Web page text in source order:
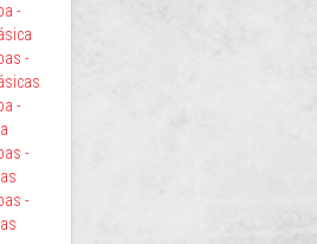
-
-
-
-
-